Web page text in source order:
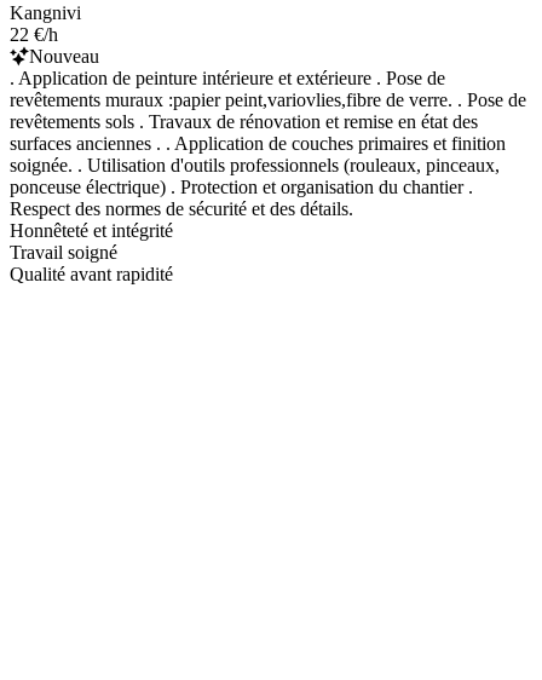
Kangnivi
22 €/h
Nouveau
. Application de peinture intérieure et extérieure . Pose de
revêtements muraux :papier peint,variovlies,fibre de verre. . Pose de
revêtements sols . Travaux de rénovation et remise en état des
surfaces anciennes . . Application de couches primaires et finition
soignée. . Utilisation d'outils professionnels (rouleaux, pinceaux,
ponceuse électrique) . Protection et organisation du chantier .
Respect des normes de sécurité et des détails.
Honnêteté et intégrité
Travail soigné
Qualité avant rapidité